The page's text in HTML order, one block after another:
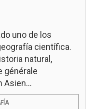
uno de los
científica.
natural,
générale
Asien...